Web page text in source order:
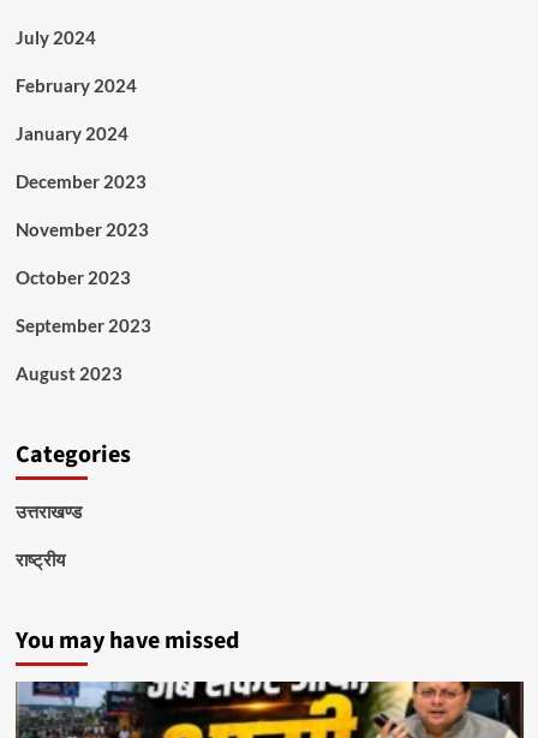
July 2024
February 2024
January 2024
December 2023
November 2023
October 2023
September 2023
August 2023
Categories
उत्तराखण्ड
राष्ट्रीय
You may have missed